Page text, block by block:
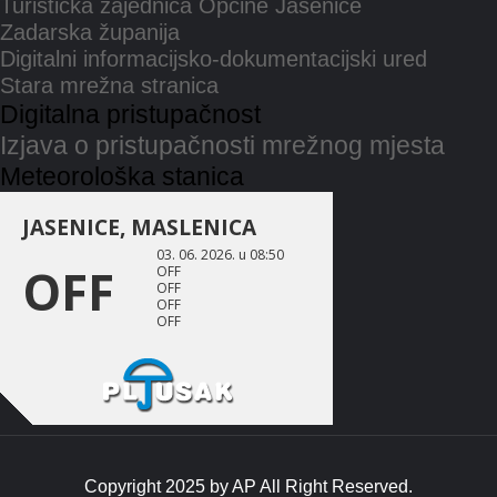
Turistička zajednica Općine Jasenice
Zadarska županija
Digitalni informacijsko-dokumentacijski ured
Stara mrežna stranica
Digitalna pristupačnost
Izjava o pristupačnosti mrežnog mjesta
Meteorološka stanica
Copyright 2025 byAP All Right Reserved.